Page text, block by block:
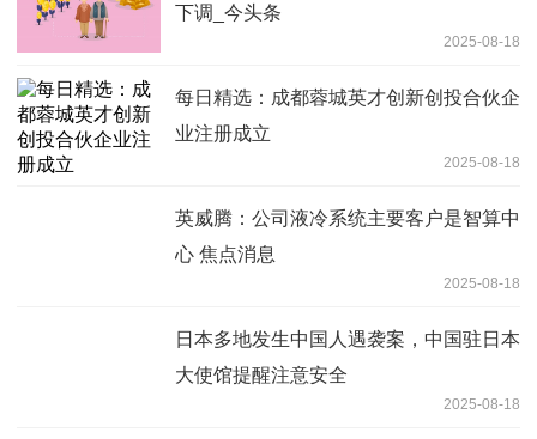
下调_今头条
2025-08-18
每日精选：成都蓉城英才创新创投合伙企
业注册成立
2025-08-18
英威腾：公司液冷系统主要客户是智算中
心 焦点消息
2025-08-18
日本多地发生中国人遇袭案，中国驻日本
大使馆提醒注意安全
2025-08-18